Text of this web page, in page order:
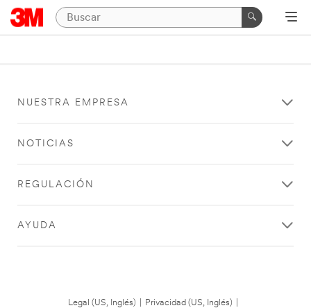
NUESTRA EMPRESA
NOTICIAS
REGULACIÓN
AYUDA
Legal (US, Inglés) Privacidad (US, Inglés)